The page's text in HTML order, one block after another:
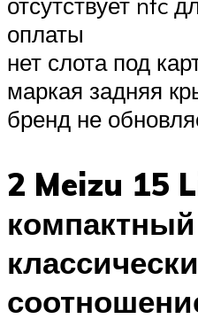
отсутствует nfc
оплаты
нет слота под
маркая задняя
бренд не
2 Meizu 15